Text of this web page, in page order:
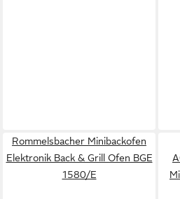
Rommelsbacher Minibackofen
Elektronik Back & Grill Ofen BGE
1580/E